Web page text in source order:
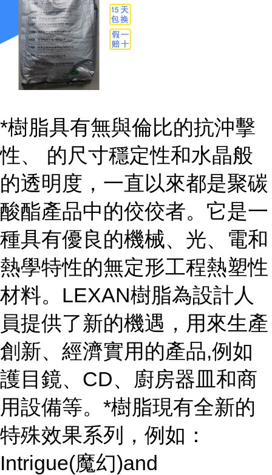
*樹脂具有無與倫比的抗沖擊
性、 的尺寸穩定性和水晶般
的透明度，一直以來都是聚碳
酸酯產品中的佼佼者。它是一
種具有優良的機械、光、電和
熱學特性的無定形工程熱塑性
材料。LEXAN樹脂為設計人
員提供了新的機遇，用來生產
創新、經濟實用的產品,例如
護目鏡、CD、廚房器皿和商
用設備等。*樹脂現有全新的
特殊效果系列，例如：
Intrigue(魔幻)and